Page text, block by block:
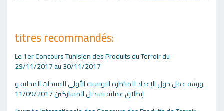
titres recommandés:
Le 1er Concours Tunisien des Produits du Terroir du
29/11/2017 au 30/11/2017
ورشة عمل حول الإعداد للمناظرة التونسية الأولى للمنتجات المحلية و
إنطلاق عملية تسجيل المشاركين 11/09/2017